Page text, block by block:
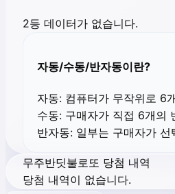
2등 데이터가 없습니다.
자동/수동/반자동이란?
자동: 컴퓨터가 무작위로 6
수동: 구매자가 직접 6개의
반자동: 일부는 구매자가
무주반딧불로또 당첨 내역
당첨 내역이 없습니다.